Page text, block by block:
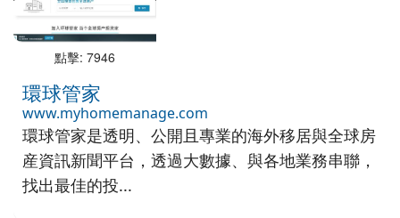
點擊: 7946
環球管家
www.myhomemanage.com
環球管家是透明、公開且專業的海外移居與全球房
産資訊新聞平台，透過大數據、與各地業務串聯，
找出最佳的投...